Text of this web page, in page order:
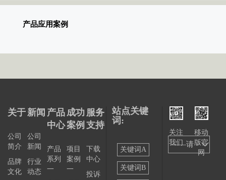
产品应用案例
关于
公司
简介
品牌
文化
新闻
公司
新闻
行业
动态
产品
中心
产品
系列
一
成功
案例
项目
案例
一
服务
支持
下载
中心
投诉
站点关键
词:
关键词A
关键词B
关注
我们
移动
版官
网
——请